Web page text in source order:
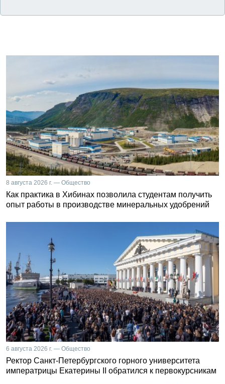
8 августа 2026 г. — Общество
Как практика в Хибинах позволила студентам получить
опыт работы в производстве минеральных удобрений
6 августа 2026 г. — Общество
Ректор Санкт-Петербургского горного университета
императрицы Екатерины II обратился к первокурсникам